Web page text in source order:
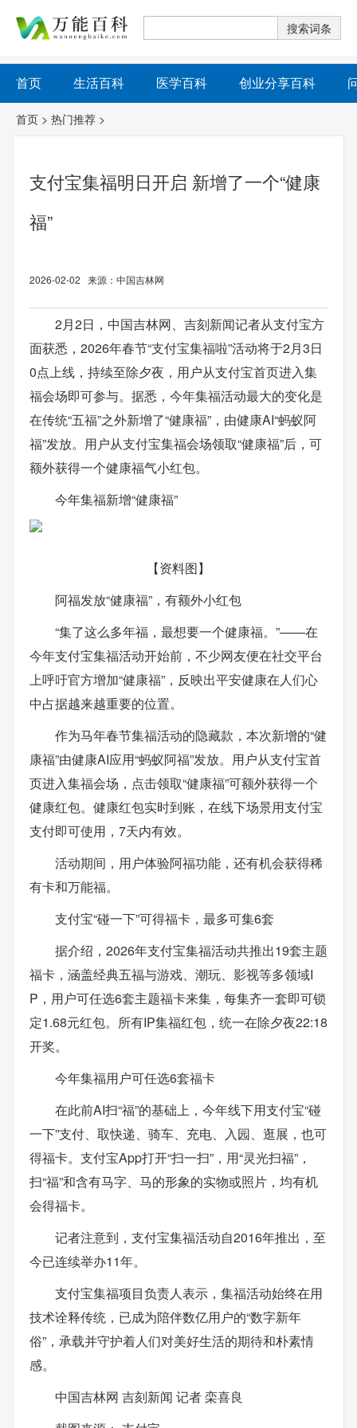
首页 生活百科 医学百科 创业分享百科
首页 > 热门推荐 >
支付宝集福明日开启 新增了一个“健康
福”
2026-02-02 来源：中国吉林网
2月2日，中国吉林网、吉刻新闻记者从支付宝方
面获悉，2026年春节“支付宝集福啦”活动将于2月3日
0点上线，持续至除夕夜，用户从支付宝首页进入集
福会场即可参与。据悉，今年集福活动最大的变化是
在传统“五福”之外新增了“健康福”，由健康AI“蚂蚁阿
福”发放。用户从支付宝集福会场领取“健康福”后，可
额外获得一个健康福气小红包。
今年集福新增“健康福”
【资料图】
阿福发放“健康福”，有额外小红包
“集了这么多年福，最想要一个健康福。”——在
今年支付宝集福活动开始前，不少网友便在社交平台
上呼吁官方增加“健康福”，反映出平安健康在人们心
中占据越来越重要的位置。
作为马年春节集福活动的隐藏款，本次新增的“健
康福”由健康AI应用“蚂蚁阿福”发放。用户从支付宝首
页进入集福会场，点击领取“健康福”可额外获得一个
健康红包。健康红包实时到账，在线下场景用支付宝
支付即可使用，7天内有效。
活动期间，用户体验阿福功能，还有机会获得稀
有卡和万能福。
支付宝“碰一下”可得福卡，最多可集6套
据介绍，2026年支付宝集福活动共推出19套主题
福卡，涵盖经典五福与游戏、潮玩、影视等多领域I
P，用户可任选6套主题福卡来集，每集齐一套即可锁
定1.68元红包。所有IP集福红包，统一在除夕夜22:18
开奖。
今年集福用户可任选6套福卡
在此前AI扫“福”的基础上，今年线下用支付宝“碰
一下”支付、取快递、骑车、充电、入园、逛展，也可
得福卡。支付宝App打开“扫一扫”，用“灵光扫福”，
扫“福”和含有马字、马的形象的实物或照片，均有机
会得福卡。
记者注意到，支付宝集福活动自2016年推出，至
今已连续举办11年。
支付宝集福项目负责人表示，集福活动始终在用
技术诠释传统，已成为陪伴数亿用户的“数字新年
俗”，承载并守护着人们对美好生活的期待和朴素情
感。
中国吉林网 吉刻新闻 记者 栾喜良